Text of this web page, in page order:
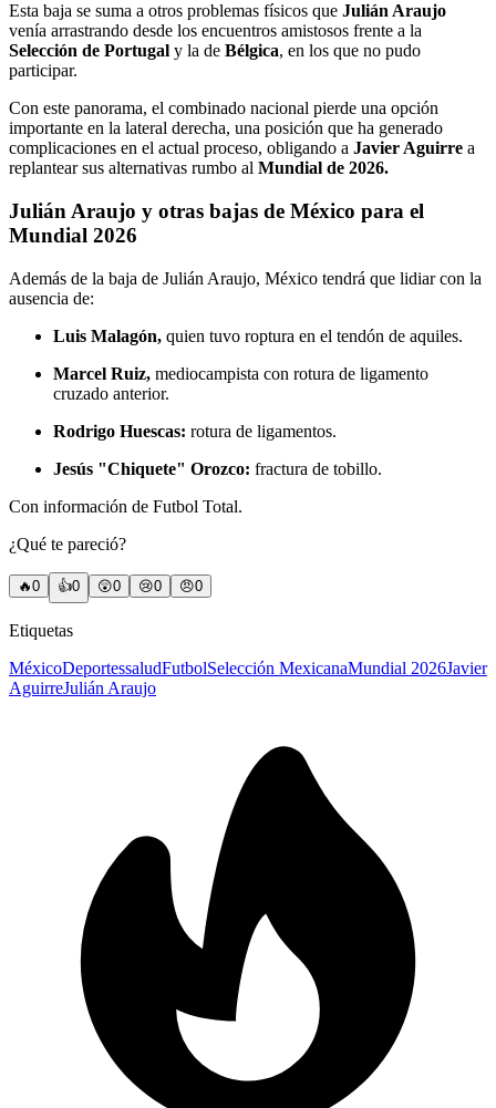
Esta baja se suma a otros problemas físicos que Julián Araujo
venía arrastrando desde los encuentros amistosos frente a la
Selección de Portugal y la de Bélgica, en los que no pudo
participar.
Con este panorama, el combinado nacional pierde una opción
importante en la lateral derecha, una posición que ha generado
complicaciones en el actual proceso, obligando a Javier Aguirre a
replantear sus alternativas rumbo al Mundial de 2026.
Julián Araujo y otras bajas de México para el
Mundial 2026
Además de la baja de Julián Araujo, México tendrá que lidiar con la
ausencia de:
Luis Malagón, quien tuvo roptura en el tendón de aquiles.
Marcel Ruiz, mediocampista con rotura de ligamento
cruzado anterior.
Rodrigo Huescas: rotura de ligamentos.
Jesús "Chiquete" Orozco: fractura de tobillo.
Con información de Futbol Total.
¿Qué te pareció?
🔥0 👍0 😲0 😢0 😠0
Etiquetas
MéxicoDeportessaludFutbolSelección MexicanaMundial 2026Javier
AguirreJulián Araujo